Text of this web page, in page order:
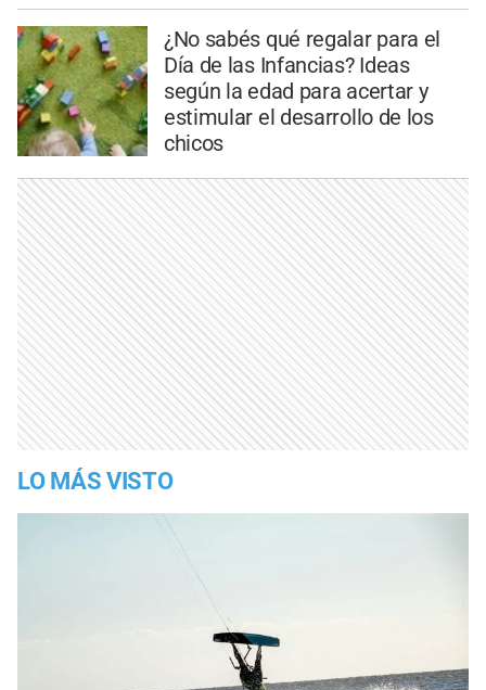
¿No sabés qué regalar para el
Día de las Infancias? Ideas
según la edad para acertar y
estimular el desarrollo de los
chicos
LO MÁS VISTO